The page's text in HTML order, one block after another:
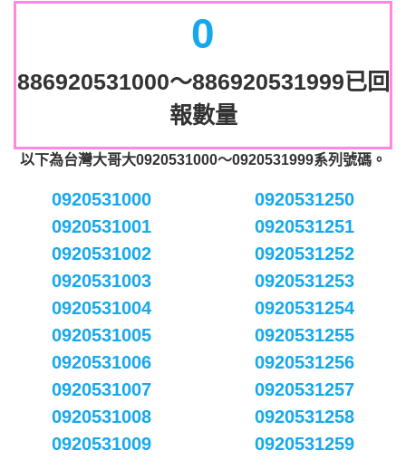
0
886920531000～886920531999已回
報數量
以下為台灣大哥大0920531000～0920531999系列號碼。
0920531000
0920531001
0920531002
0920531003
0920531004
0920531005
0920531006
0920531007
0920531008
0920531009
0920531250
0920531251
0920531252
0920531253
0920531254
0920531255
0920531256
0920531257
0920531258
0920531259